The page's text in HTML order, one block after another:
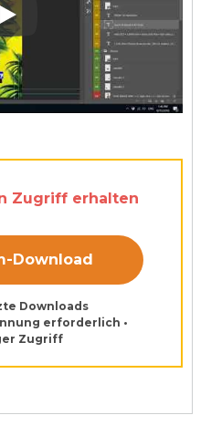
Play: Keynote (Google I/O
Zugriff erhalten
Download
Downloads
erforderlich •
Zugriff